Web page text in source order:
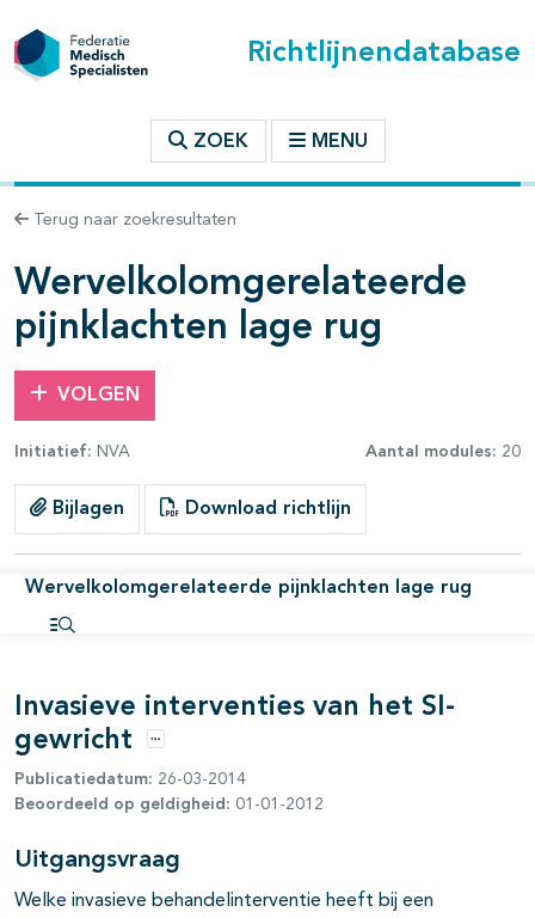
Richtlijnendatabase
ZOEK MENU
Terug naar zoekresultaten
Wervelkolomgerelateerde
pijnklachten lage rug
VOLGEN
Initiatief: NVA Aantal modules: 20
Bijlagen Download richtlijn
Wervelkolomgerelateerde pijnklachten lage rug
openklappen
open- en dichtklappen
open- en dichtklappen
open- en dichtklappen
Invasieve interventies van het SI-
gewricht
Opties
Publicatiedatum: 26-03-2014
Beoordeeld op geldigheid: 01-01-2012
Uitgangsvraag
Welke invasieve behandelinterventie heeft bij een